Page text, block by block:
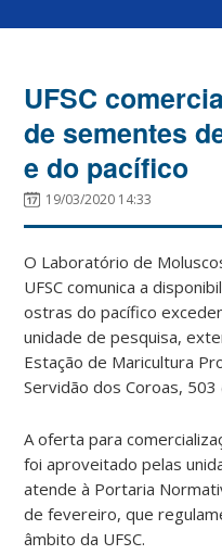
UFSC
de sementes
e do pacífico
19/03/2020 14:33
O Laboratório de
UFSC comunica a
ostras do pacífico
unidade de pesquisa,
Estação de Maricultura
Servidão dos Coroas, 503
A oferta para
foi aproveitado pelas
atende à Portaria
de fevereiro, que
âmbito da UFSC.